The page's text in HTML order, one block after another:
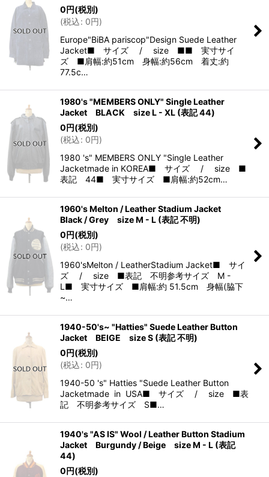
0円(税別)
(税込: 0円)
Europe"BiBA pariscop"Design Suede Leather
Jacket■ サイズ / size ■■ 実寸サイ
ズ ■肩幅:約51cm 身幅:約56cm 着丈:約
77.5c…
1980's "MEMBERS ONLY" Single Leather
Jacket BLACK size L - XL (表記 44)
0円(税別)
(税込: 0円)
1980 's" MEMBERS ONLY "Single Leather
Jacketmade in KOREA■ サイズ / size ■
表記 44■ 実寸サイズ ■肩幅:約52cm…
1960's Melton / Leather Stadium Jacket
Black / Grey size M - L (表記 不明)
0円(税別)
(税込: 0円)
1960'sMelton / LeatherStadium Jacket■ サイ
ズ / size ■表記 不明参考サイズ M -
L■ 実寸サイズ ■肩幅:約 51.5cm 身幅(脇下
~…
1940-50's~ "Hatties" Suede Leather Button
Jacket BEIGE size S (表記 不明)
0円(税別)
(税込: 0円)
1940-50 's" Hatties "Suede Leather Button
Jacketmade in USA■ サイズ / size ■表
記 不明参考サイズ S■…
1940's "AS IS" Wool / Leather Button Stadium
Jacket Burgundy / Beige size M - L (表記
44)
0円(税別)